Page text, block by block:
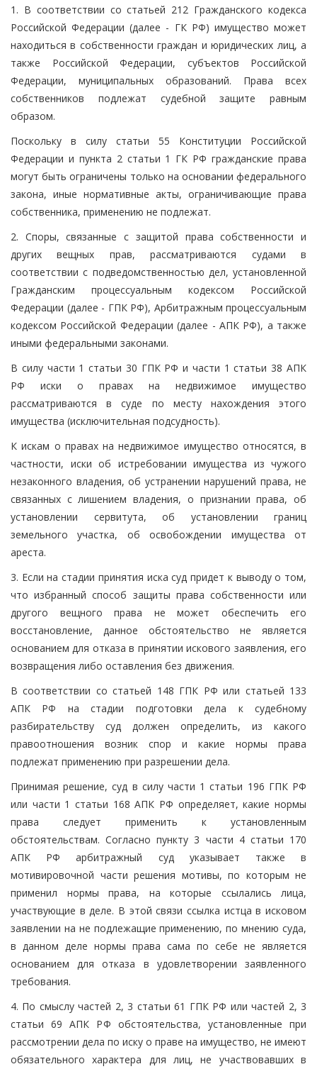
1. В соответствии со статьей 212 Гражданского кодекса
Российской Федерации (далее - ГК РФ) имущество может
находиться в собственности граждан и юридических лиц, а
также Российской Федерации, субъектов Российской
Федерации, муниципальных образований. Права всех
собственников подлежат судебной защите равным
образом.
Поскольку в силу статьи 55 Конституции Российской
Федерации и пункта 2 статьи 1 ГК РФ гражданские права
могут быть ограничены только на основании федерального
закона, иные нормативные акты, ограничивающие права
собственника, применению не подлежат.
2. Споры, связанные с защитой права собственности и
других вещных прав, рассматриваются судами в
соответствии с подведомственностью дел, установленной
Гражданским процессуальным кодексом Российской
Федерации (далее - ГПК РФ), Арбитражным процессуальным
кодексом Российской Федерации (далее - АПК РФ), а также
иными федеральными законами.
В силу части 1 статьи 30 ГПК РФ и части 1 статьи 38 АПК
РФ иски о правах на недвижимое имущество
рассматриваются в суде по месту нахождения этого
имущества (исключительная подсудность).
К искам о правах на недвижимое имущество относятся, в
частности, иски об истребовании имущества из чужого
незаконного владения, об устранении нарушений права, не
связанных с лишением владения, о признании права, об
установлении сервитута, об установлении границ
земельного участка, об освобождении имущества от
ареста.
3. Если на стадии принятия иска суд придет к выводу о том,
что избранный способ защиты права собственности или
другого вещного права не может обеспечить его
восстановление, данное обстоятельство не является
основанием для отказа в принятии искового заявления, его
возвращения либо оставления без движения.
В соответствии со статьей 148 ГПК РФ или статьей 133
АПК РФ на стадии подготовки дела к судебному
разбирательству суд должен определить, из какого
правоотношения возник спор и какие нормы права
подлежат применению при разрешении дела.
Принимая решение, суд в силу части 1 статьи 196 ГПК РФ
или части 1 статьи 168 АПК РФ определяет, какие нормы
права следует применить к установленным
обстоятельствам. Согласно пункту 3 части 4 статьи 170
АПК РФ арбитражный суд указывает также в
мотивировочной части решения мотивы, по которым не
применил нормы права, на которые ссылались лица,
участвующие в деле. В этой связи ссылка истца в исковом
заявлении на не подлежащие применению, по мнению суда,
в данном деле нормы права сама по себе не является
основанием для отказа в удовлетворении заявленного
требования.
4. По смыслу частей 2, 3 статьи 61 ГПК РФ или частей 2, 3
статьи 69 АПК РФ обстоятельства, установленные при
рассмотрении дела по иску о праве на имущество, не имеют
обязательного характера для лиц, не участвовавших в